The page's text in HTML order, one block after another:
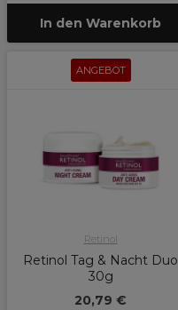
In den Warenkorb
ANGEBOT
Retinol
Retinol Tag & Nacht Duo
30g
20,79 €